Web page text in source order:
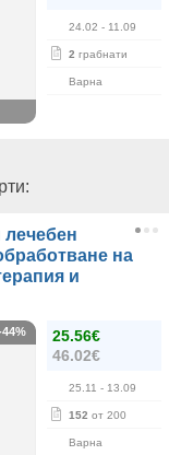
24.02 - 11.09
2 грабнати
Варна
на
и
25.56€
46.02€
25.11 - 13.09
152 от 200
Варна
44%